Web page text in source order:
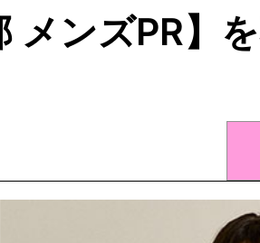
メンズPR】を